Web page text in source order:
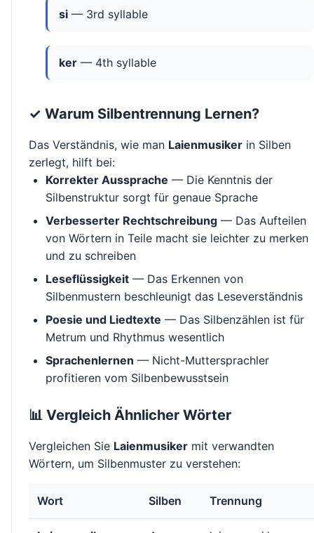
si — 3rd syllable
ker — 4th syllable
✓ Warum Silbentrennung Lernen?
Das Verständnis, wie man Laienmusiker in Silben
zerlegt, hilft bei:
Korrekter Aussprache — Die Kenntnis der
Silbenstruktur sorgt für genaue Sprache
Verbesserter Rechtschreibung — Das Aufteilen
von Wörtern in Teile macht sie leichter zu merken
und zu schreiben
Leseflüssigkeit — Das Erkennen von
Silbenmustern beschleunigt das Leseverständnis
Poesie und Liedtexte — Das Silbenzählen ist für
Metrum und Rhythmus wesentlich
Sprachenlernen — Nicht-Muttersprachler
profitieren vom Silbenbewusstsein
📊 Vergleich Ähnlicher Wörter
Vergleichen Sie Laienmusiker mit verwandten
Wörtern, um Silbenmuster zu verstehen:
Wort Silben Trennung